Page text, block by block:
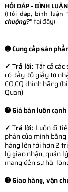
HỎI ĐÁP - BÌNH LUẬN
(Hỏi đáp, bình luận "
chuộng?" tại đây)
➊ Cung cấp sản
✓ Trả lời:Tất cả
có đầy đủ giấy tờ
CO,CQ chính hãng
Quan)
➋ Giá bán luôn
✓ Trả lời: Luôn đi
phần của mình
hàng lên tới hơn 2
lý giao nhận, quản
mang đến sự hài
➌ Giao hàng, vận